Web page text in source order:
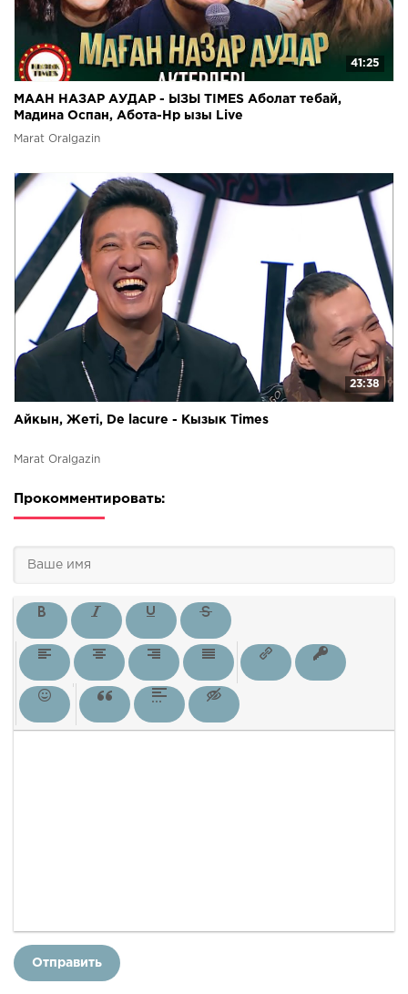
41:25
МААН НАЗАР АУДАР - ЫЗЫ TIMES Аболат тебай,
Мадина Оспан, Абота-Нр ызы Live
Marat Oralgazin
23:38
Айкын, Жеті, De lacure - Кызык Times
Marat Oralgazin
Прокомментировать:
Отправить